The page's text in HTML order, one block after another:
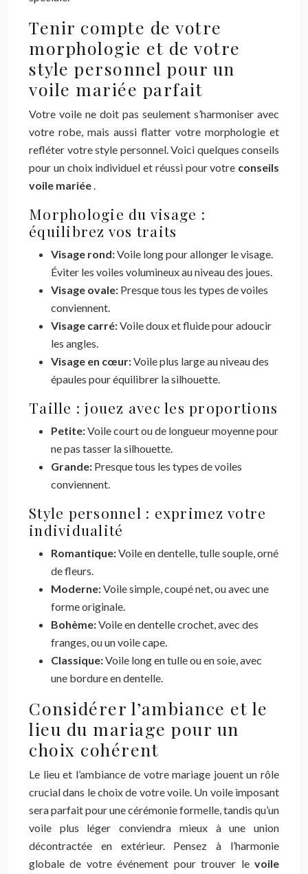
Tenir compte de votre
morphologie et de votre
style personnel pour un
voile mariée parfait
Votre voile ne doit pas seulement s’harmoniser avec
votre robe, mais aussi flatter votre morphologie et
refléter votre style personnel. Voici quelques conseils
pour un choix individuel et réussi pour votre conseils
voile mariée.
Morphologie du visage :
équilibrez vos traits
Visage rond:Voile long pour allonger le visage.
Éviter les voiles volumineux au niveau des joues.
Visage ovale: Presque tous les types de voiles
conviennent.
Visage carré:Voile doux et fluide pour adoucir
les angles.
Visage en cœur:Voile plus large au niveau des
épaules pour équilibrer la silhouette.
Taille : jouez avec les proportions
Petite:Voile court ou de longueur moyenne pour
ne pas tasser la silhouette.
Grande: Presque tous les types de voiles
conviennent.
Style personnel : exprimez votre
individualité
Romantique:Voile en dentelle, tulle souple, orné
de fleurs.
Moderne:Voile simple, coupé net, ou avec une
forme originale.
Bohème:Voile en dentelle crochet, avec des
franges, ou un voile cape.
Classique:Voile long en tulle ou en soie, avec
une bordure en dentelle.
Considérer l’ambiance et le
lieu du mariage pour un
choix cohérent
Le lieu et l’ambiance de votre mariage jouent un rôle
crucial dans le choix de votre voile. Un voile imposant
sera parfait pour une cérémonie formelle, tandis qu’un
voile plus léger conviendra mieux à une union
décontractée en extérieur. Pensez à l’harmonie
globale de votre événement pour trouver le voile